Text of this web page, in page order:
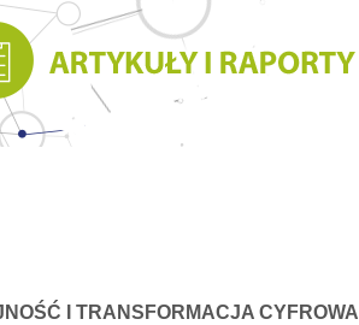
I TRANSFORMACJA CYFROWA